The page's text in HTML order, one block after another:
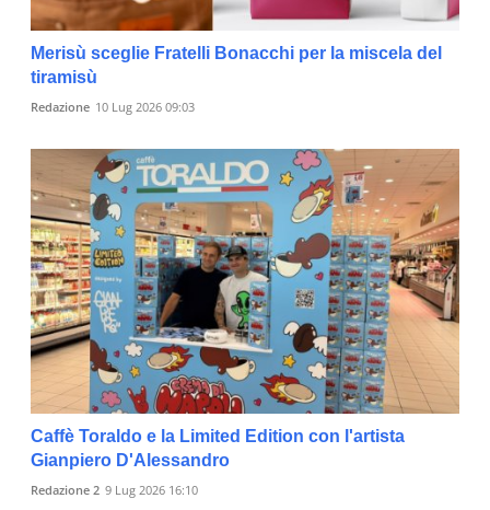
Merisù sceglie Fratelli Bonacchi per la miscela del
tiramisù
Redazione 10 Lug 2026 09:03
Caffè Toraldo e la Limited Edition con l'artista
Gianpiero D'Alessandro
Redazione 2 9 Lug 2026 16:10